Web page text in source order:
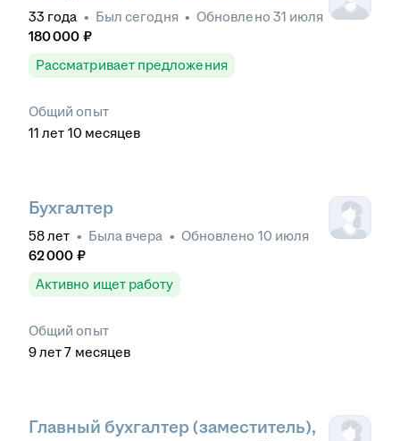
33 года • Был сегодня • Обновлено 31 июля
180 000 ₽
Рассматривает предложения
Общий опыт
11 лет 10 месяцев
Бухгалтер
58лет • Была вчера • Обновлено 10 июля
62 000 ₽
Активно ищет работу
Общий опыт
9лет 7 месяцев
Главный бухгалтер (заместитель),